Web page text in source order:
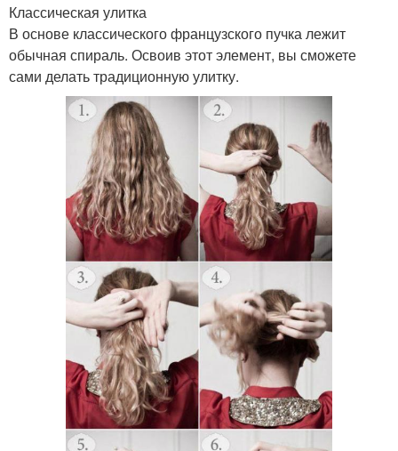
Классическая улитка
В основе классического французского пучка лежит
обычная спираль. Освоив этот элемент, вы сможете
сами делать традиционную улитку.